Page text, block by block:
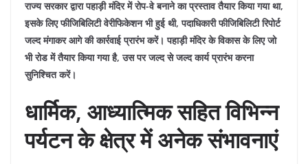
राज्य सरकार द्वारा पहाड़ी मंदिर में रोप-वे बनाने का प्रस्ताव तैयार किया गया था,
इसके लिए फीजिबिलिटी वेरीफिकेशन भी हुई थी, पदाधिकारी फीजिबिलिटी रिपोर्ट
जल्द मंगाकर आगे की कार्रवाई प्रारंभ करें। पहाड़ी मंदिर के विकास के लिए जो
भी रोड में तैयार किया गया है, उस पर जल्द से जल्द कार्य प्रारंभ करना
सुनिश्चित करें।
धार्मिक, आध्यात्मिक सहित विभिन्न
पर्यटन के क्षेत्र में अनेक संभावनाएं